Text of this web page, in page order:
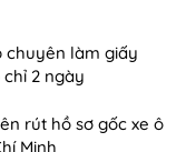
làm giấy
2 ngày
rút hồ sơ gốc xe ô
Minh